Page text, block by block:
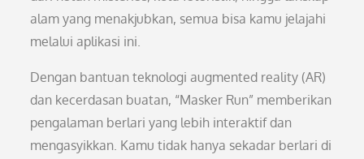
alam yang menakjubkan, semua bisa kamu jelajahi
melalui aplikasi ini.
Dengan bantuan teknologi augmented reality (AR)
dan kecerdasan buatan, “Masker Run” memberikan
pengalaman berlari yang lebih interaktif dan
mengasyikkan. Kamu tidak hanya sekadar berlari di